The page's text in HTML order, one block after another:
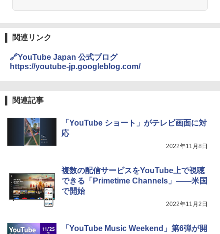
関連リンク
🔗YouTube Japan 公式ブログ
https://youtube-jp.googleblog.com/
関連記事
「YouTube ショート」がテレビ画面に対
応
2022年11月8日
複数の配信サービスをYouTube上で視聴
できる「Primetime Channels」――米国
で開始
2022年11月2日
「YouTube Music Weekend」第6弾が開